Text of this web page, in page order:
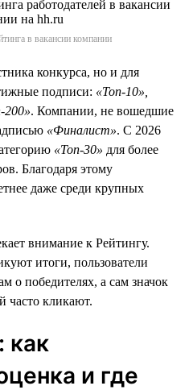
в вакансии компании
конкурса, но и для
подписи: «Топ-10»,
200». Компании, не вошедшие
«Финалист». С 2026
«Топ-30» для более
Благодаря этому
даже среди крупных
внимание к Рейтингу.
итоги, пользователи
о победителях, а сам значок
часто кликают.
как
и где